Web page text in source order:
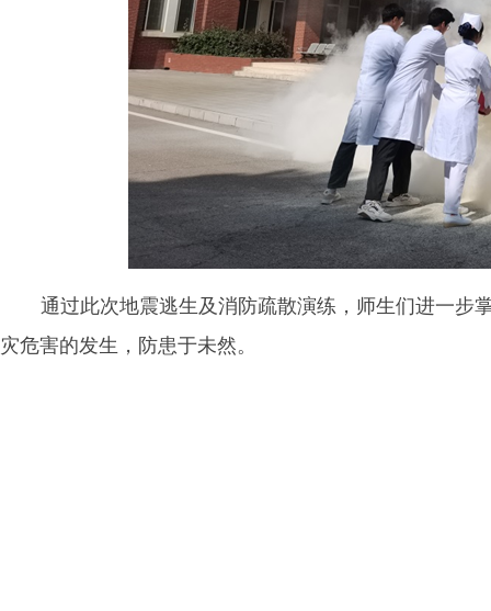
通过此次地震逃生及消防疏散演练，师生们进一步
灾危害的发生，防患于未然。